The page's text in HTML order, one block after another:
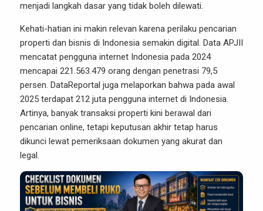
menjadi langkah dasar yang tidak boleh dilewati.
Kehati-hatian ini makin relevan karena perilaku pencarian
properti dan bisnis di Indonesia semakin digital. Data APJII
mencatat pengguna internet Indonesia pada 2024
mencapai 221.563.479 orang dengan penetrasi 79,5
persen. DataReportal juga melaporkan bahwa pada awal
2025 terdapat 212 juta pengguna internet di Indonesia.
Artinya, banyak transaksi properti kini berawal dari
pencarian online, tetapi keputusan akhir tetap harus
dikunci lewat pemeriksaan dokumen yang akurat dan
legal.